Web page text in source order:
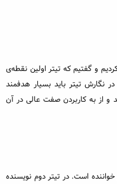
و گفتیم که تیتر اولین نقطه‌ی
تیتر باید بسیار هدفمند
و از به کاربردن صفت عالی در آن
است. در تیتر دوم نویسنده